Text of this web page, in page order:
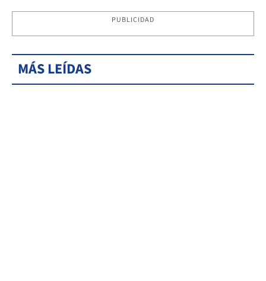
PUBLICIDAD
MÁS LEÍDAS